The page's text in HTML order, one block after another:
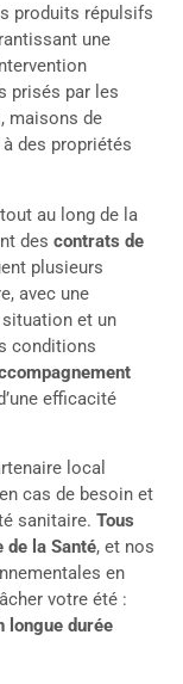
produits répulsifs
une
prisés par les
maisons de
des propriétés
au long de la
des contrats de
plusieurs
avec une
situation et un
conditions
efficacité
local
cas de besoin et
sanitaire. Tous
la Santé, et nos
en
votre été :
longue durée